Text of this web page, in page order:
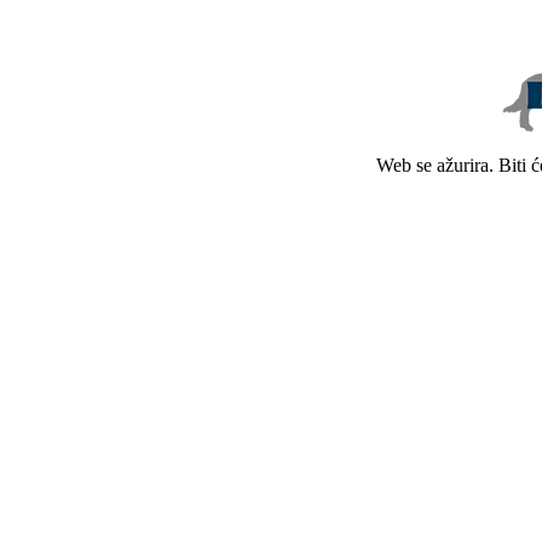
Web se ažurira. Biti